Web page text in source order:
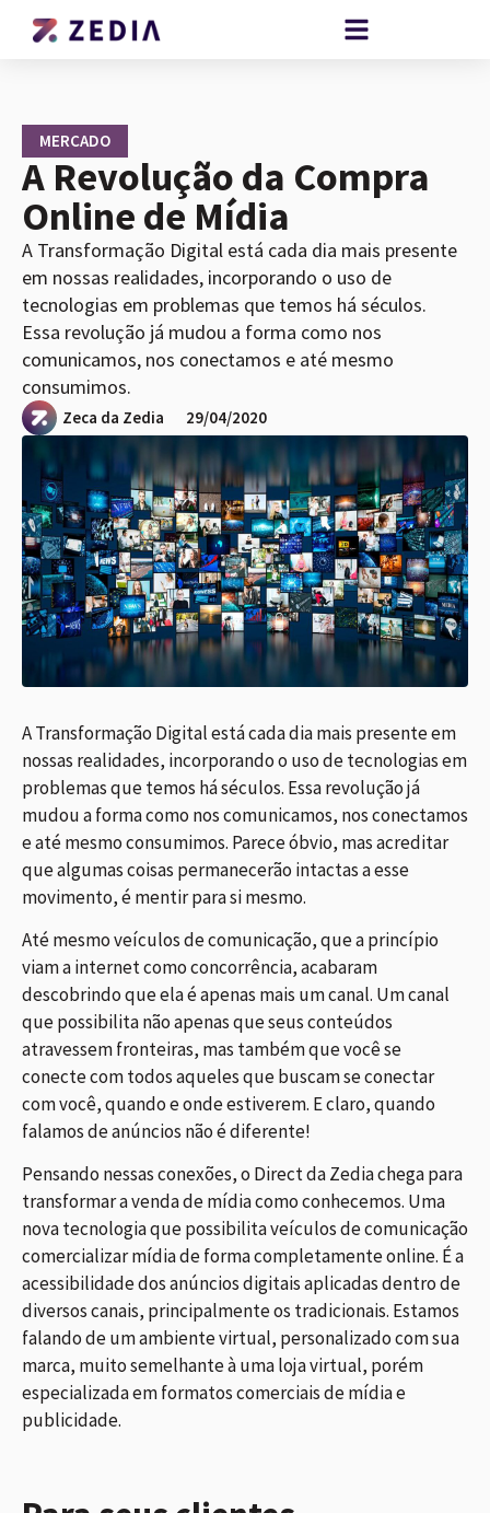
MERCADO
A Revolução da Compra
Online de Mídia
A Transformação Digital está cada dia mais presente
em nossas realidades, incorporando o uso de
tecnologias em problemas que temos há séculos.
Essa revolução já mudou a forma como nos
comunicamos, nos conectamos e até mesmo
consumimos.
Zeca da Zedia 29/04/2020
A Transformação Digital está cada dia mais presente em
nossas realidades, incorporando o uso de tecnologias em
problemas que temos há séculos. Essa revolução já
mudou a forma como nos comunicamos, nos conectamos
e até mesmo consumimos. Parece óbvio, mas acreditar
que algumas coisas permanecerão intactas a esse
movimento, é mentir para si mesmo.
Até mesmo veículos de comunicação, que a princípio
viam a internet como concorrência, acabaram
descobrindo que ela é apenas mais um canal. Um canal
que possibilita não apenas que seus conteúdos
atravessem fronteiras, mas também que você se
conecte com todos aqueles que buscam se conectar
com você, quando e onde estiverem. E claro, quando
falamos de anúncios não é diferente!
Pensando nessas conexões, o Direct da Zedia chega para
transformar a venda de mídia como conhecemos. Uma
nova tecnologia que possibilita veículos de comunicação
comercializar mídia de forma completamente online. É a
acessibilidade dos anúncios digitais aplicadas dentro de
diversos canais, principalmente os tradicionais. Estamos
falando de um ambiente virtual, personalizado com sua
marca, muito semelhante à uma loja virtual, porém
especializada em formatos comerciais de mídia e
publicidade.